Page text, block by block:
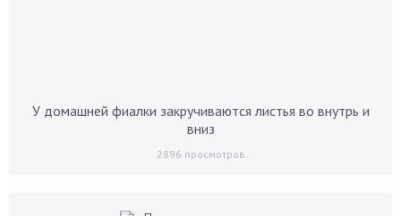
У домашней фиалки закручиваются листья во внутрь и
вниз
2896 просмотров